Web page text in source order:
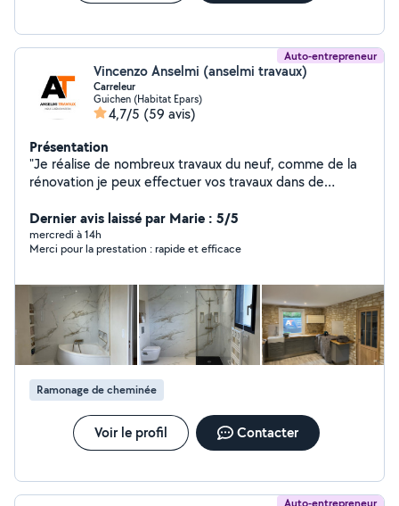
Auto-entrepreneur
Vincenzo Anselmi (anselmi travaux)
Carreleur
Guichen (Habitat Epars)
4,7/5 (59 avis)
Présentation
"Je réalise de nombreux travaux du neuf, comme de la
rénovation je peux effectuer vos travaux dans de
particulier comme professionnel . Devis et déplacement
gratuit." pour toute demande, Mon numéro de
téléphone est sur mon profil
Dernier avis laissé par Marie : 5/5
mercredi à 14h
Merci pour la prestation : rapide et efficace
Ramonage de cheminée
Voir le profil Contacter
Auto-entrepreneur